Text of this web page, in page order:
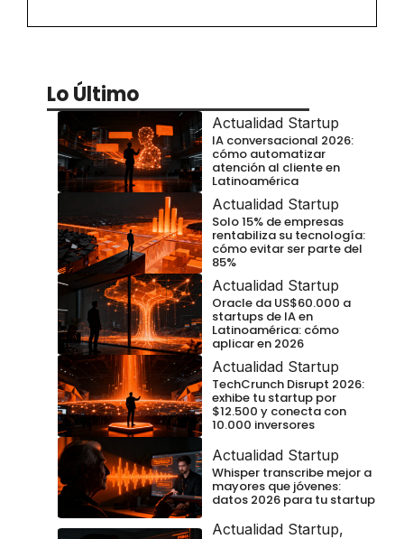
Lo Último
Actualidad Startup
IA conversacional 2026:
cómo automatizar
atención al cliente en
Latinoamérica
Actualidad Startup
Solo 15% de empresas
rentabiliza su tecnología:
cómo evitar ser parte del
85%
Actualidad Startup
Oracle da US$60.000 a
startups de IA en
Latinoamérica: cómo
aplicar en 2026
Actualidad Startup
TechCrunch Disrupt 2026:
exhibe tu startup por
$12.500 y conecta con
10.000 inversores
Actualidad Startup
Whisper transcribe mejor a
mayores que jóvenes:
datos 2026 para tu startup
Actualidad Startup,